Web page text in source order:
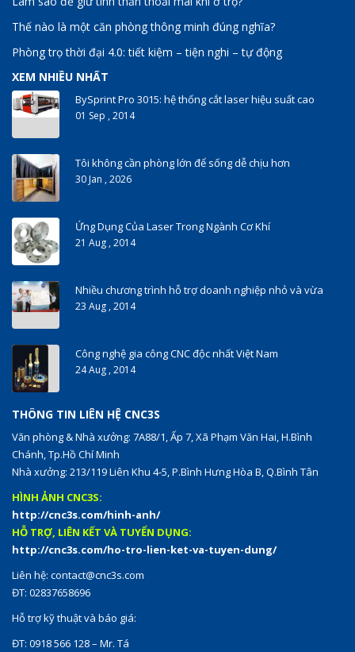
Thế nào là một căn phòng thông minh đúng nghĩa?
Phòng trọ thời đại 4.0: tiết kiệm – tiện nghi – tự động
XEM NHIỀU NHẤT
BySprint Pro 3015: hệ thống cắt laser hiệu suất cao
01 Sep , 2014
Tôi không cần phòng lớn để sống dễ chịu hơn
30 Jan , 2026
Ứng Dụng Của Laser Trong Ngành Cơ Khí
21 Aug , 2014
Nhiều chương trình hỗ trợ doanh nghiệp nhỏ và vừa
23 Aug , 2014
Công nghệ gia công CNC độc nhất Việt Nam
24 Aug , 2014
THÔNG TIN LIÊN HỆ CNC3S
Văn phòng & Nhà xưởng: 7A88/1, Ấp 7, Xã Phạm Văn Hai, H.Bình
Chánh, Tp.Hồ Chí Minh
Nhà xưởng: 213/119 Liên Khu 4-5, P.Bình Hưng Hòa B, Q.Bình Tân
HÌNH ẢNH CNC3S:
http://cnc3s.com/hinh-anh/
HỖ TRỢ, LIÊN KẾT VÀ TUYỂN DỤNG:
http://cnc3s.com/ho-tro-lien-ket-va-tuyen-dung/
Liên hệ: contact@cnc3s.com
ĐT: 02837658696
Hỗ trợ kỹ thuật và báo giá:
ĐT: 0918 566 128 – Mr. Tá